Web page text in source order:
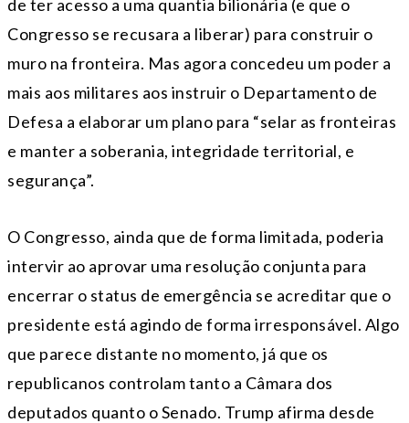
de ter acesso a uma quantia bilionária (e que o
Congresso se recusara a liberar) para construir o
muro na fronteira. Mas agora concedeu um poder a
mais aos militares aos instruir o Departamento de
Defesa a elaborar um plano para “selar as fronteiras
e manter a soberania, integridade territorial, e
segurança”.
O Congresso, ainda que de forma limitada, poderia
intervir ao aprovar uma resolução conjunta para
encerrar o status de emergência se acreditar que o
presidente está agindo de forma irresponsável. Algo
que parece distante no momento, já que os
republicanos controlam tanto a Câmara dos
deputados quanto o Senado. Trump afirma desde